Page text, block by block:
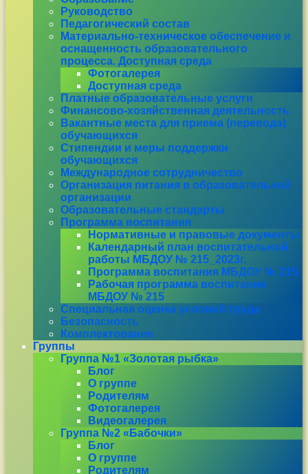
Руководство
Педагогический состав
Материально-техническое обеспечение и
оснащенность образовательного
процесса. Доступная среда
Фотогалерея
Доступная среда
Платные образовательные услуги
Финансово-хозяйственная деятельность
Вакантные места для приема (перевода)
обучающихся
Стипендии и меры поддержки
обучающихся
Международное сотрудничество
Организация питания в образовательной
организации
Образовательные стандарты
Программа воспитания
Нормативные и правовые документы
Календарный план воспитательной
работы МБДОУ № 215_2023г.
Программа воспитания МБДОУ № 215
Рабочая программа воспитания
МБДОУ № 215
Специальная оценка условий труда
Безопасность
Комплектование
Группы
Группа №1 «Золотая рыбка»
Блог
О группе
Родителям
Фотогалерея
Видеогалерея
Группа №2 «Бабочки»
Блог
О группе
Родителям